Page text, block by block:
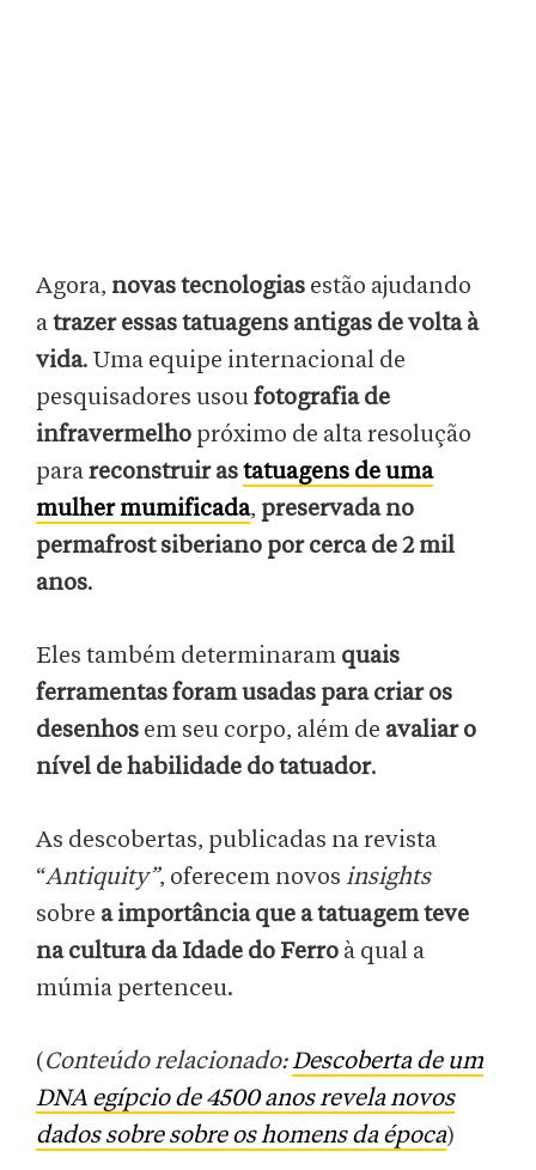
Agora, novas tecnologias estão ajudando
atrazer essas tatuagens antigas de volta à
vida. Uma equipe internacional de
pesquisadores usoufotografia de
infravermelho próximo de alta resolução
parareconstruir astatuagens de uma
mulher mumificada, preservada no
permafrost siberiano por cerca de 2 mil
anos.
Eles também determinaram quais
ferramentas foram usadas para criar os
desenhos em seu corpo, além de avaliar o
nível de habilidade do tatuador.
As descobertas, publicadas na revista
“Antiquity”, oferecem novos insights
sobre a importância que a tatuagem teve
na cultura da Idade do Ferro à qual a
múmia pertenceu.
(Conteúdo relacionado:Descoberta de um
DNA egípcio de 4500 anos revela novos
dados sobre sobre os homens da época)